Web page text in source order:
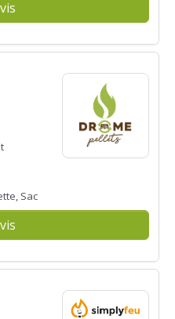
Sac